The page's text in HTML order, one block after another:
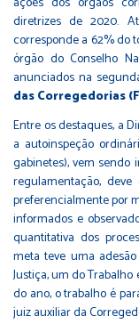
diretrizes de 2020.
corresponde a 62% do
órgão do Conselho
anunciados na
das Corregedorias
Entre os destaques, a
a autoinspeção
gabinetes), vem sendo
regulamentação,
preferencialmente por
informados e
quantitativa dos
meta teve uma
Justiça, um do
do ano, o trabalho é
juiz auxiliar da